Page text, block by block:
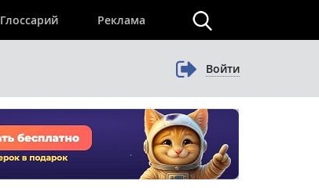
Глоссарий Реклама
Войти